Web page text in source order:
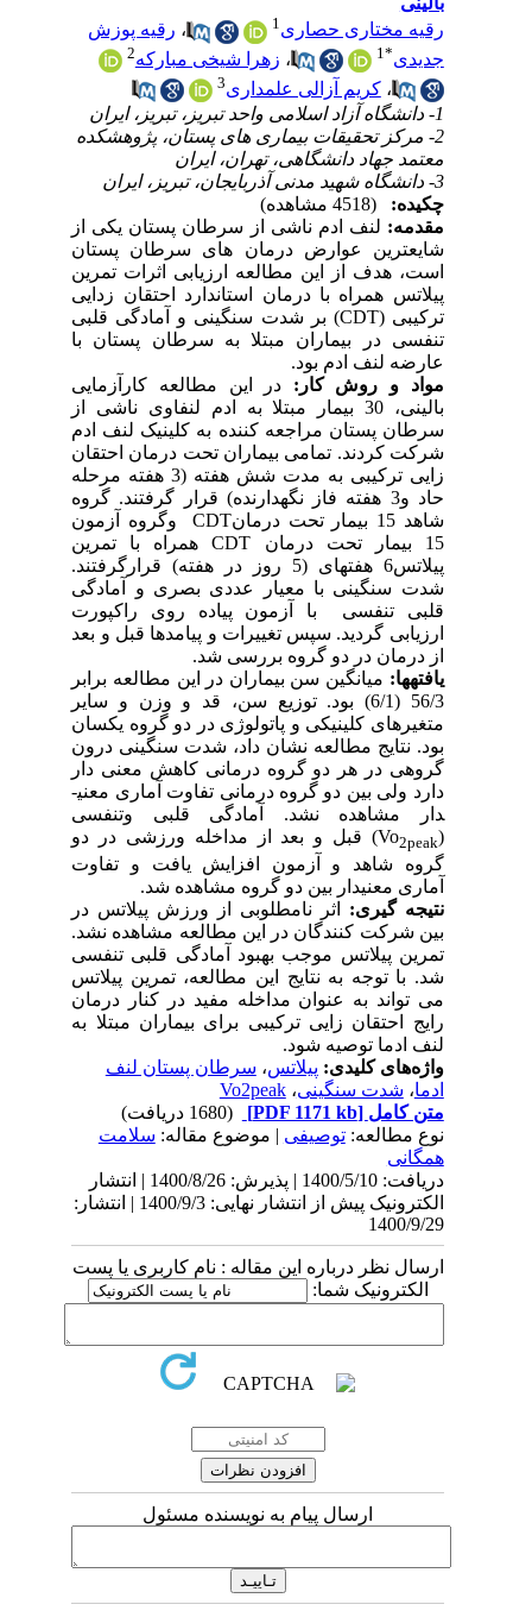
رقیه مختاری حصاری1 ،رقیه پوزش
جدیدی
1 ،زهرا شیخی مبارکه2
،کریم آزالی علمداری
2- مرکز تحقیقات بیماری های پستان، پژوهشکده
معتمد جهاد دانشگاهی، تهران، ایران
چکیده:
مقدمه: لنف ادم ناشی از سرطان پستان یکی از
شایع­ترین عوارض درمان های سرطان پستان
است، هدف از این مطالعه ارزیابی اثراتتمرین
پیلاتس همراه با درمان استاندارد احتقان زدایی
ترکیبی (
CDT
)بر شدت سنگینی وآمادگی قلبی
تنفسی در بیماران مبتلا به سرطان پستان با
عارضه لنف ادم بود.
مواد و روش کار: در این مطالعه کارآزمایی
بالینی، 30
بیمار مبتلا به ادم لنفاوی ناشی از
سرطان پستان مراجعه کننده به کلینیک لنف ادم
شرکت کردند. تمامی بیماران تحت درماناحتقان
زایی ترکیبی به مدت شش هفته (3 هفته مرحله
حاد و3 هفته فاز نگهدارنده)
قرار گرفتند. گروه
شاهد 15 بیمار تحت درمان
CDTوگروه آزمون
15 بیمار تحت درمان­
CDTهمراه با تمرین
پیلاتس6 هفته­ای (5 روز در هفته) قرارگرفتند.
شدت سنگینی با معیار عددی بصری وآمادگی
قلبی تنفسی با آزمون پیاده روی راکپورت
ارزیابی گردید. سپستغییرات و پیامدها قبل و بعد
از درمان در دو گروه بررسی شد.
یافته­ها: میانگین سن بیماران در این مطالعه برابر
56/3 (6/1) بود. توزیع سن، قد و وزن و سایر
متغیرهای کلینیکی و پاتولوژی در دو گروه یکسان
بود.نتایج مطالعه نشان داد، شدت سنگینی درون
گروهی در هر دو گروه درمانی کاهش معنی دار
دارد ولی بین دو گروه درمانی تفاوت آماری معنی­
دار مشاهده نشد.آمادگی قلبی وتنفسی
Vo2peak
)قبل و بعد از مداخله ورزشی در دو
گروه شاهد و آزمون افزایش یافت و تفاوت
آماری معنی­دار بین دو گروه مشاهده شد.
نتیجه گیری: اثر نامطلوبی از ورزش پیلاتس در
بین شرکت کنندگان در این مطالعه مشاهده نشد.
تمرین پیلاتس موجب بهبود آمادگی قلبی تنفسی
شد. با توجه به نتایج این مطالعه، تمرین پیلاتس
می تواند به عنوان مداخله مفید در کنار درمان
رایج احتقان زایی ترکیبی برای بیماران مبتلا به
لنف ادماتوصیه شود.
واژه‌های کلیدی:پیلاتس،سرطان پستان لنف
ادما،شدت سنگینی،Vo2peak
متن کامل[PDF 1171 kb]
نوع مطالعه:توصیفی| موضوع مقاله:سلامت
همگانی
دریافت: 1400/5/10 | پذیرش: 1400/8/26 | انتشار
الکترونیک پیش از انتشار نهایی: 1400/9/3 | انتشار:
1400/9/29
ارسال نظر درباره این مقاله : نام کاربری یا پست
الکترونیک شما:
ارسال پیام به نویسنده مسئول